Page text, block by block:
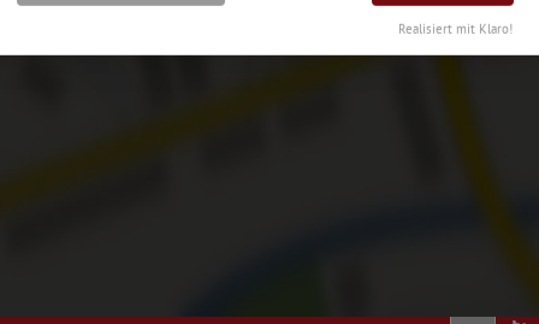
Realisiert mit Klaro!